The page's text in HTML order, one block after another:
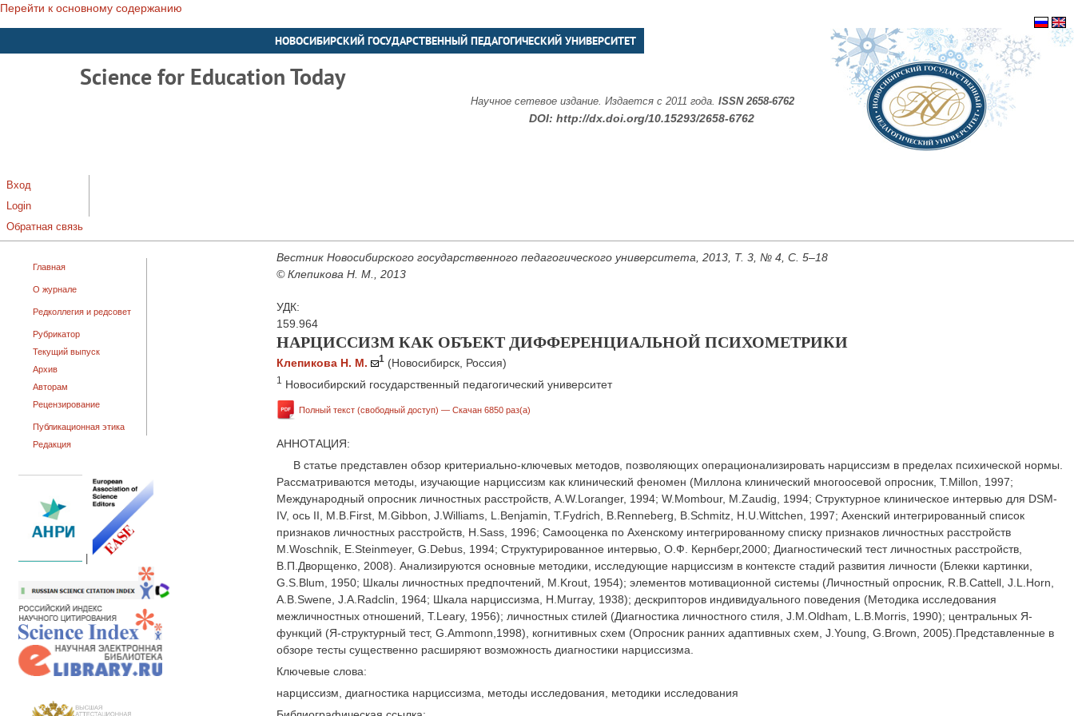
Перейти к основному содержанию
НОВОСИБИРСКИЙ ГОСУДАРСТВЕННЫЙ ПЕДАГОГИЧЕСКИЙ УНИВЕРСИТЕТ
Science for Education Today
Научное сетевое издание. Издается с 2011 года. ISSN 2658-6762
DOI: http://dx.doi.org/10.15293/2658-6762
Вход
Login
Обратная связь
Главная
О журнале
Редколлегия и редсовет
Рубрикатор
Текущий выпуск
Архив
Авторам
Рецензирование
Публикационная этика
Редакция
Вестник Новосибирского государственного педагогического университета, 2013, Т. 3, № 4, С. 5–18
© Клепикова Н. М., 2013
УДК:
159.964
НАРЦИССИЗМ КАК ОБЪЕКТ ДИФФЕРЕНЦИАЛЬНОЙ ПСИХОМЕТРИКИ
Клепикова Н. М. 1 (Новосибирск, Россия)
1 Новосибирский государственный педагогический университет
Полный текст (свободный доступ) — Скачан 6850 раз(а)
АННОТАЦИЯ:
В статье представлен обзор критериально-ключевых методов, позволяющих операционализировать нарциссизм в пределах психической нормы.
Рассматриваются методы, изучающие нарциссизм как клинический феномен (Миллона клинический многоосевой опросник, T.Millon, 1997;
Международный опросник личностных расстройств, А.W.Loranger, 1994; W.Mombour, М.Zaudig, 1994; Структурное клиническое интервью для DSM-
IV, ось II, M.B.First, M.Gibbon, J.Williams, L.Benjamin, T.Fydrich, B.Renneberg, B.Schmitz, H.U.Wittchen, 1997; Ахенский интегрированный список
признаков личностных расстройств, H.Sass, 1996; Самооценка по Ахенскому интегрированному списку признаков личностных расстройств
M.Woschnik, E.Steinmeyer, G.Debus, 1994; Структурированное интервью, О.Ф. Кернберг,2000; Диагностический тест личностных расстройств,
В.П.Дворщенко, 2008). Анализируются основные методики, исследующие нарциссизм в контексте стадий развития личности (Блекки картинки,
G.S.Blum, 1950; Шкалы личностных предпочтений, М.Krout, 1954); элементов мотивационной системы (Личностный опросник, R.B.Cattell, J.L.Horn,
A.B.Swene, J.A.Radclin, 1964; Шкала нарциссизма, H.Murray, 1938); дескрипторов индивидуального поведения (Методика исследования
межличностных отношений, Т.Leary, 1956); личностных стилей (Диагностика личностного стиля, J.M.Oldham, L.B.Morris, 1990); центральных Я-
функций (Я-структурный тест, G.Ammonn,1998), когнитивных схем (Опросник ранних адаптивных схем, J.Young, G.Brown, 2005).Представленные в
обзоре тесты существенно расширяют возможность диагностики нарциссизма.
Ключевые слова:
нарциссизм, диагностика нарциссизма, методы исследования, методики исследования